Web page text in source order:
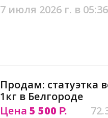
7 июля 2026 г. в 05:36
Продам: статуэтка
1кг в Белгороде
Цена 5 500 Р.